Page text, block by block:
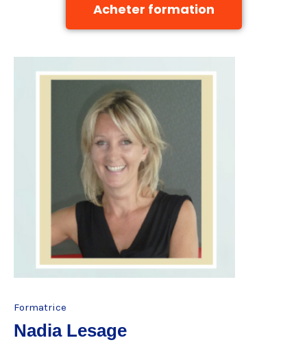
Acheter formation
Formatrice
Nadia Lesage